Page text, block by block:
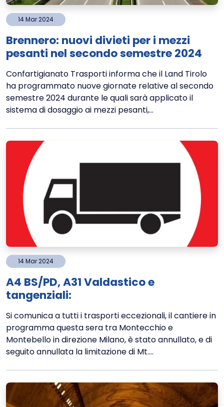
14Mar2024
Brennero: nuovi divieti per i mezzi
pesanti nel secondo semestre 2024
Confartigianato Trasporti informa che il Land Tirolo
ha programmato nuove giornate relative al secondo
semestre 2024 durante le quali sarà applicato il
sistema di dosaggio ai mezzi pesanti,...
14Mar2024
A4 BS/PD, A31 Valdastico e
tangenziali:
Si comunica a tutti i trasporti eccezionali, il cantiere in
programma questa sera tra Montecchio e
Montebello in direzione Milano, è stato annullato, e di
seguito annullata la limitazione di Mt....